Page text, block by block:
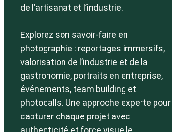
de l’artisanat et l’industrie.
Explorez son savoir-faire en
photographie : reportages immersifs,
valorisation de l’industrie et de la
gastronomie, portraits en entreprise,
événements, team building et
photocalls. Une approche experte pour
capturer chaque projet avec
authenticité et force visuelle.